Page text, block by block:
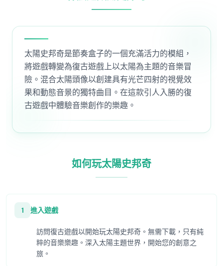
太陽史邦奇是節奏盒子的一個充滿活力的模組，
將遊戲轉變為復古遊戲上以太陽為主題的音樂冒
險。混合太陽頭像以創建具有光芒四射的視覺效
果和動態音景的獨特曲目。在這款引人入勝的復
古遊戲中體驗音樂創作的樂趣。
如何玩太陽史邦奇
1 進入遊戲
訪問復古遊戲以開始玩太陽史邦奇。無需下載，只有純
粹的音樂樂趣。深入太陽主題世界，開始您的創意之
旅。